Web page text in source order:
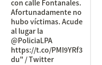
/ Twittercon calle Fontanales.
Afortunadamente no
hubo víctimas. Acude
al lugar la
@PoliciaLPA
https://t.co/PMI9YRf3
du" / Twitter